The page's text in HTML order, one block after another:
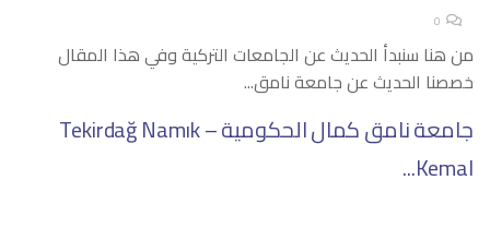
جامعة نامق كمال الحكومية – Tekirdağ Namık
Kemal...
من هنا سنبدأ الحديث عن الجامعات التركية وفي هذا المقال
خصصنا الحديث عن جامعة نامق...
0